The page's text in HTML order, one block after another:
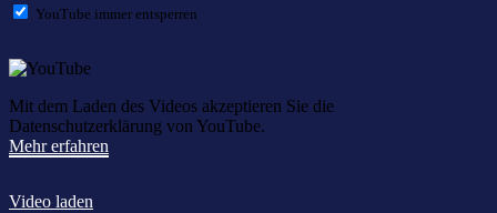
YouTube immer entsperren
Mit dem Laden des Videos akzeptieren Sie die
Datenschutzerklärung von YouTube.
Mehr erfahren
Video laden